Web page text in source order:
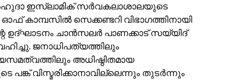
ഇസ്‌ലാമിക് സര്‍വകലാശാലയുടെ
ഓഫ് കാമ്പസില്‍ സെക്കണ്ടറി വിഭാഗത്തിനായി
ഉദ്ഘാടനം ചാന്‍സലര്‍ പാണക്കാട് സയ്യിദ്
ജനാധിപത്യത്തിലും
അധിഷ്ഠിതമായ
പങ്ക് വിസ്മരിക്കാനാവില്ലെന്നും തുടര്‍ന്നും